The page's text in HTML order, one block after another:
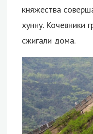
княжества
хунну. Кочевники
сжигали дома.